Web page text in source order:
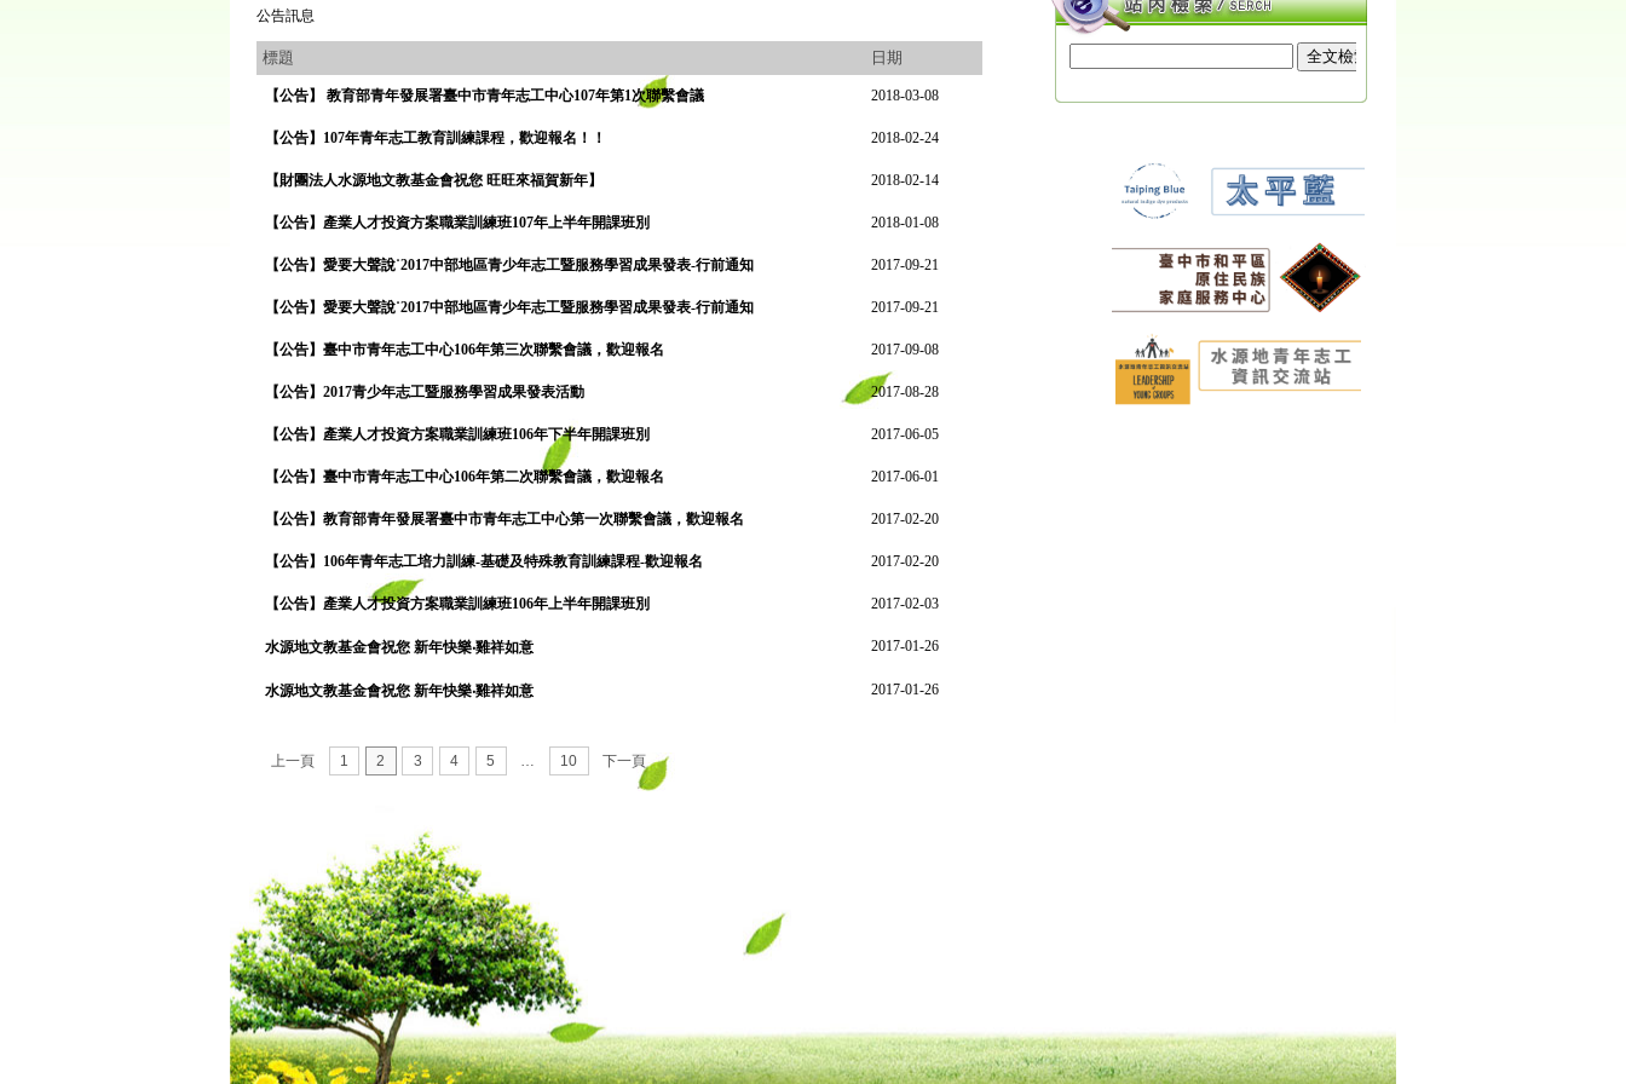
公告訊息
標題 日期
【公告】 教育部青年發展署臺中市青年志工中心107年第1次聯繫會議 2018-03-08
【公告】107年青年志工教育訓練課程，歡迎報名！！ 2018-02-24
【財團法人水源地文教基金會祝您 旺旺來福賀新年】 2018-02-14
【公告】產業人才投資方案職業訓練班107年上半年開課班別 2018-01-08
【公告】愛要大聲說˙2017中部地區青少年志工暨服務學習成果發表-行前通知 2017-09-21
【公告】愛要大聲說˙2017中部地區青少年志工暨服務學習成果發表-行前通知 2017-09-21
【公告】臺中市青年志工中心106年第三次聯繫會議，歡迎報名 2017-09-08
【公告】2017青少年志工暨服務學習成果發表活動 2017-08-28
【公告】產業人才投資方案職業訓練班106年下半年開課班別 2017-06-05
【公告】臺中市青年志工中心106年第二次聯繫會議，歡迎報名 2017-06-01
【公告】教育部青年發展署臺中市青年志工中心第一次聯繫會議，歡迎報名 2017-02-20
【公告】106年青年志工培力訓練-基礎及特殊教育訓練課程-歡迎報名 2017-02-20
【公告】產業人才投資方案職業訓練班106年上半年開課班別 2017-02-03
水源地文教基金會祝您 新年快樂‧雞祥如意 2017-01-26
水源地文教基金會祝您 新年快樂‧雞祥如意 2017-01-26
上一頁 1 2 3 4 5 10 下一頁